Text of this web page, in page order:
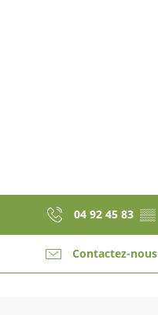
04 92 45 83 ▒▒
Contactez-nous